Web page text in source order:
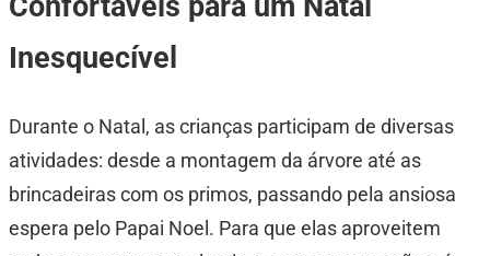
Inesquecível
Durante o Natal, as crianças participam de diversas
atividades: desde a montagem da árvore até as
brincadeiras com os primos, passando pela ansiosa
espera pelo Papai Noel. Para que elas aproveitem